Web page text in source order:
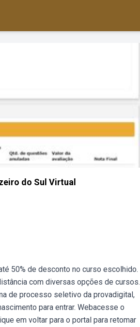
do Sul Virtual
50% de desconto no curso escolhido.
com diversas opções de cursos.
de processo seletivo da provadigital,
para entrar. Webacesse o
em voltar para o portal para retomar